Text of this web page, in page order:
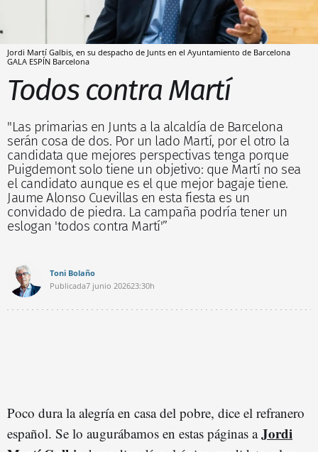
Jordi Martí Galbis, en su despacho de Junts en el Ayuntamiento de Barcelona
GALA ESPÍN Barcelona
Todos contra Martí
"Las primarias en Junts a la alcaldía de Barcelona
serán cosa de dos. Por un lado Martí, por el otro la
candidata que mejores perspectivas tenga porque
Puigdemont solo tiene un objetivo: que Martí no sea
el candidato aunque es el que mejor bagaje tiene.
Jaume Alonso Cuevillas en esta fiesta es un
convidado de piedra. La campaña podría tener un
eslogan 'todos contra Martí'”
Toni Bolaño
Publicada7 junio 202623:30h
Poco dura la alegría en casa del pobre, dice el refranero
español. Se lo augurábamos en estas páginas aJordi